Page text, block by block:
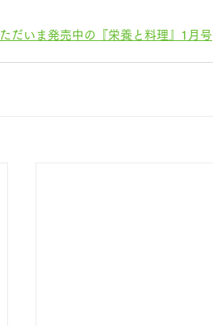
ただいま発売中の『栄養と料理』1月号